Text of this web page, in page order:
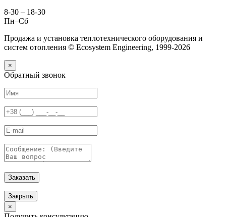
8-30 – 18-30
Пн–Сб
Продажа и установка теплотехнического оборудования и
систем отопления © Ecosystem Engineering, 1999-2026
×
Обратный звонок
Заказать
Закрыть
×